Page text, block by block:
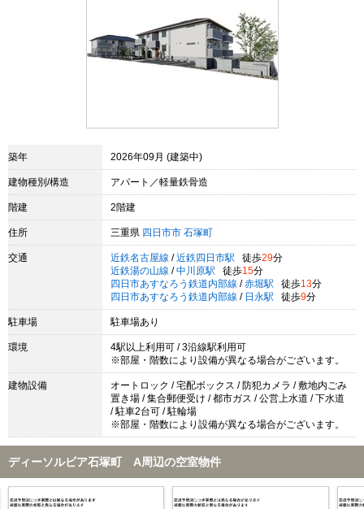
築年 2026年09月 (建築中)
建物種別/構造 アパート／軽量鉄骨造
階建 2階建
住所 三重県 四日市市 石塚町
交通 近鉄名古屋線 / 近鉄四日市駅 徒歩29分
近鉄湯の山線 / 中川原駅 徒歩15分
四日市あすなろう鉄道内部線 / 赤堀駅 徒歩13分
四日市あすなろう鉄道内部線 / 日永駅 徒歩9分
駐車場 駐車場あり
環境
4駅以上利用可 / 3沿線駅利用可
※部屋・階数により設備が異なる場合がございます。
建物設備
オートロック / 宅配ボックス / 防犯カメラ / 敷地内ごみ
置き場 / 集合郵便受け / 都市ガス / 公営上水道 / 下水道
/ 駐車2台可 / 駐輪場
※部屋・階数により設備が異なる場合がございます。
ディーソルビア石塚町 A周辺の空室物件